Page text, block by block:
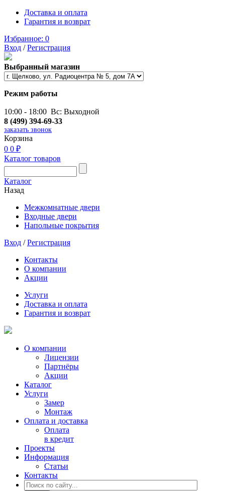
Доставка и оплата
Гарантия и возврат
Избранное: 0
Вход /Регистрация
Выбранный магазин
Режим работы
10:00 - 18:00 Вс: Выходной
8 (499) 394-69-33
заказать звонок
Корзина
0 0 ₽
Каталог товаров
Каталог
Назад
Межкомнатные двери
Входные двери
Напольные покрытия
Вход /Регистрация
Контакты
О компании
Акции
Услуги
Доставка и оплата
Гарантия и возврат
О компании
Лицензии
Партнёры
Акции
Каталог
Услуги
Замер
Монтаж
Оплата и доставка
Оплата
в кредит
Проекты
Информация
Статьи
Контакты